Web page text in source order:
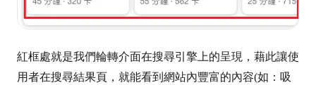
紅框處就是我們輪轉介面在搜尋引擎上的呈現，藉此讓使
用者在搜尋結果頁，就能看到網站內豐富的內容(如：吸